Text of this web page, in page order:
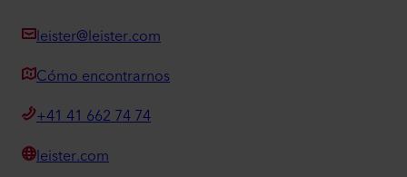
leister@leister.com
Cómo encontrarnos
+41 41 662 74 74
leister.com